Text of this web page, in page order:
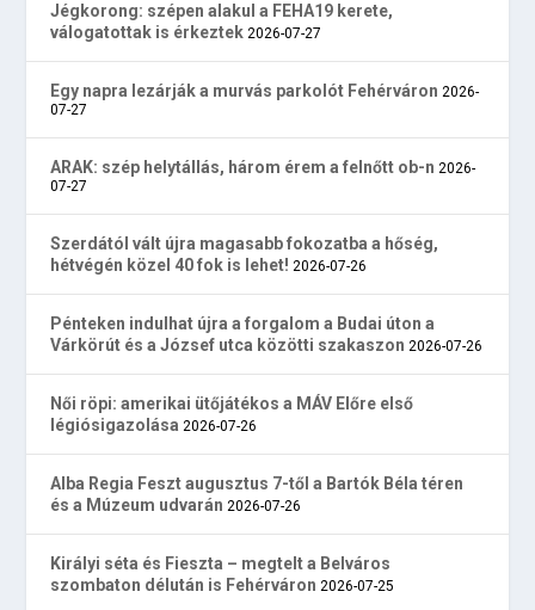
Jégkorong: szépen alakul a FEHA19 kerete,
válogatottak is érkeztek 2026-07-27
Egy napra lezárják a murvás parkolót Fehérváron 2026-
07-27
ARAK: szép helytállás, három érem a felnőtt ob-n 2026-
07-27
Szerdától vált újra magasabb fokozatba a hőség,
hétvégén közel 40 fok is lehet! 2026-07-26
Pénteken indulhat újra a forgalom a Budai úton a
Várkörút és a József utca közötti szakaszon 2026-07-26
Női röpi: amerikai ütőjátékos a MÁV Előre első
légiósigazolása 2026-07-26
Alba Regia Feszt augusztus 7-től a Bartók Béla téren
és a Múzeum udvarán 2026-07-26
Királyi séta és Fieszta – megtelt a Belváros
szombaton délután is Fehérváron 2026-07-25